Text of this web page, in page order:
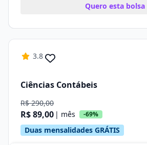
Quero esta bolsa
3.8
Ciências Contábeis
R$ 290,00
R$ 89,00 | mês -69%
Duas mensalidades GRÁTIS